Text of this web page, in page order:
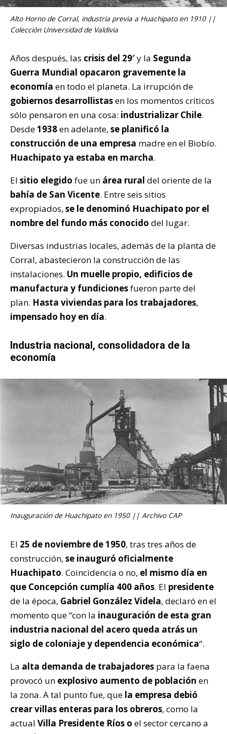
Alto Horno de Corral, industria previa a Huachipato en 1910 ||
Colección Universidad de Valdivia
Años después, las crisis del 29′y la Segunda
Guerra Mundial opacaron gravemente la
economía en todo el planeta. La irrupción de
gobiernos desarrollistasen los momentos críticos
sólo pensaron en una cosa: industrializar Chile.
Desde1938en adelante, se planificó la
construcción de una empresa madre en el Biobío.
Huachipato ya estaba en marcha.
El sitio elegido fue un área rural del oriente de la
bahía de San Vicente. Entre seis sitios
expropiados, se le denominó Huachipato por el
nombre del fundo más conocido del lugar.
Diversas industrias locales, además de la planta de
Corral, abastecieron la construcción de las
instalaciones. Un muelle propio, edificios de
manufactura y fundicionesfueron parte del
plan. Hasta viviendas para los trabajadores,
impensado hoy en día.
Industria nacional, consolidadora de la
economía
Inauguración de Huachipato en 1950 || Archivo CAP
El 25 de noviembre de 1950, tras tres años de
construcción, se inauguró oficialmente
Huachipato. Coincidencia o no, el mismo día en
que Concepción cumplía 400 años. El presidente
de la época, Gabriel González Videla, declaró en el
momento que “con la inauguración de esta gran
industria nacional del acero queda atrás un
siglo de coloniaje y dependencia económica“.
La alta demanda de trabajadores para la faena
provocó un explosivo aumento de población en
la zona. A tal punto fue, que la empresa debió
crear villas enteras para los obreros, como la
actual Villa Presidente Ríos o el sector cercano a